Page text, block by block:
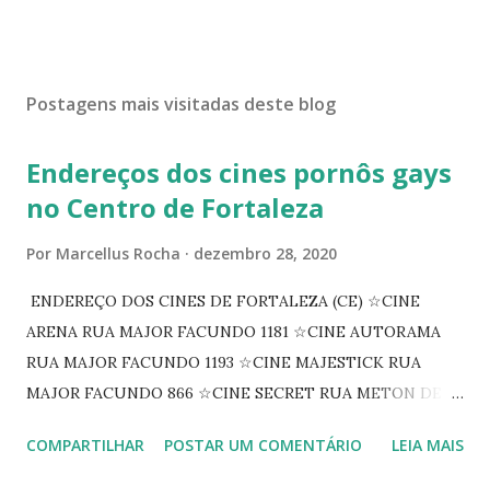
Postagens mais visitadas deste blog
Endereços dos cines pornôs gays
no Centro de Fortaleza
Por Marcellus Rocha dezembro 28, 2020
ENDEREÇO DOS CINES DE FORTALEZA (CE) ☆CINE
ARENA RUA MAJOR FACUNDO 1181 ☆CINE AUTORAMA
RUA MAJOR FACUNDO 1193 ☆CINE MAJESTICK RUA
MAJOR FACUNDO 866 ☆CINE SECRET RUA METON DE
PEIXOTO 1307 ☆CINE IRIS RUA FLORIANO PEIXOTO 1206
COMPARTILHAR POSTAR UM COMENTÁRIO LEIA MAIS